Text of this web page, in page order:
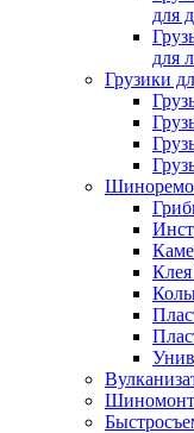
для
для
Грузики